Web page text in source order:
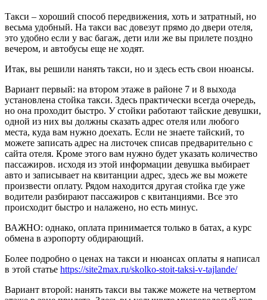
Такси – хороший способ передвижения, хоть и затратный, но
весьма удобный. На такси вас довезут прямо до двери отеля,
это удобно если у вас багаж, дети или же вы прилете поздно
вечером, и автобусы еще не ходят.
Итак, вы решили нанять такси, но и здесь есть свои нюансы.
Вариант первый: на втором этаже в районе 7 и 8 выхода
установлена стойка такси. Здесь практически всегда очередь,
но она проходит быстро. У стойки работают тайские девушки,
одной из них вы должны сказать адрес отеля или любого
места, куда вам нужно доехать. Если не знаете тайский, то
можете записать адрес на листочек списав предварительно с
сайта отеля. Кроме этого вам нужно будет указать количество
пассажиров. исходя из этой информации девушка выбирает
авто и записывает на квитанции адрес, здесь же вы можете
произвести оплату. Рядом находится другая стойка где уже
водители разбирают пассажиров с квитанциями. Все это
происходит быстро и налажено, но есть минус.
ВАЖНО: однако, оплата принимается только в батах, а курс
обмена в аэропорту обдирающий.
Более подробно о ценах на такси и нюансах оплаты я написал
в этой статье https://site2max.ru/skolko-stoit-taksi-v-tajlande/
Вариант второй: нанять такси вы также можете на четвертом